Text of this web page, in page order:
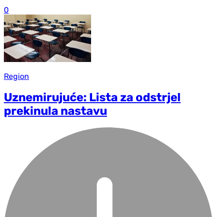
0
Region
Uznemirujuće: Lista za odstrjel
prekinula nastavu